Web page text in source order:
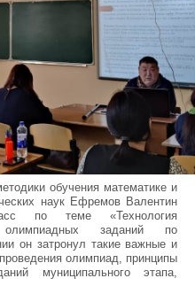
обучения математике и
наук Ефремов Валентин
по теме «Технология
олимпиадных заданий по
он затронул такие важные и
олимпиад, принципы
муниципального этапа,